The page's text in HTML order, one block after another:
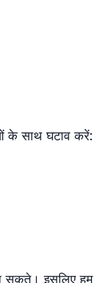
के साथ घटाव करें:
सकते। इसलिए हम